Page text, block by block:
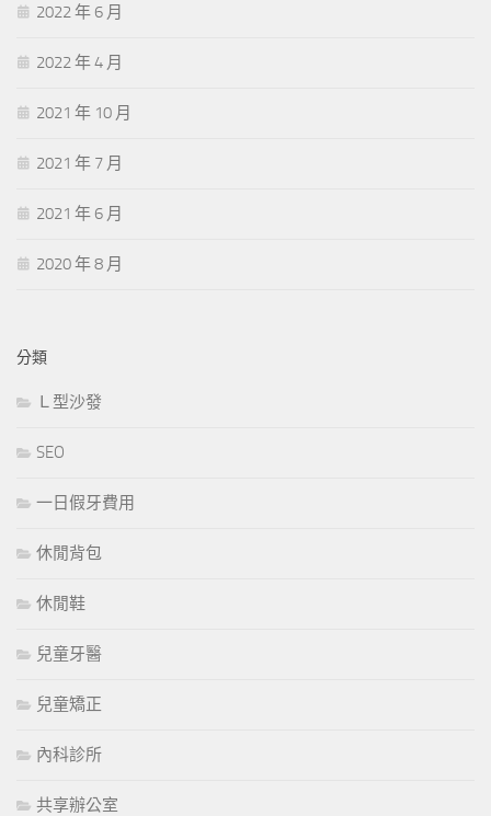
2022 年 6 月
2022 年 4 月
2021 年 10 月
2021 年 7 月
2021 年 6 月
2020 年 8 月
分類
Ｌ型沙發
SEO
一日假牙費用
休閒背包
休閒鞋
兒童牙醫
兒童矯正
內科診所
共享辦公室